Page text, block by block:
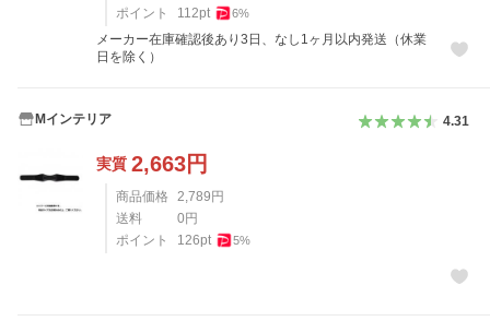
ポイント
112pt 6%
メーカー在庫確認後あり3日、なし1ヶ月以内発送（休業
日を除く）
Mインテリア 4.31
実質 2,663円
商品価格 2,789 円
送料
0 円
ポイント
126pt 5%